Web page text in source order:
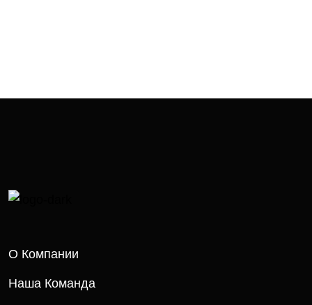
О Компании
Наша Команда